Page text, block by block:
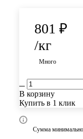
801 ₽
/кг
Много
В корзину
Купить в 1 клик
Сумма